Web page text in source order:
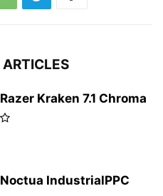
Kraken 7.1 Chroma
IndustrialPPC